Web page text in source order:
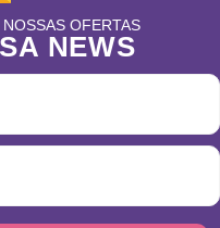
OFERTAS
NEWS